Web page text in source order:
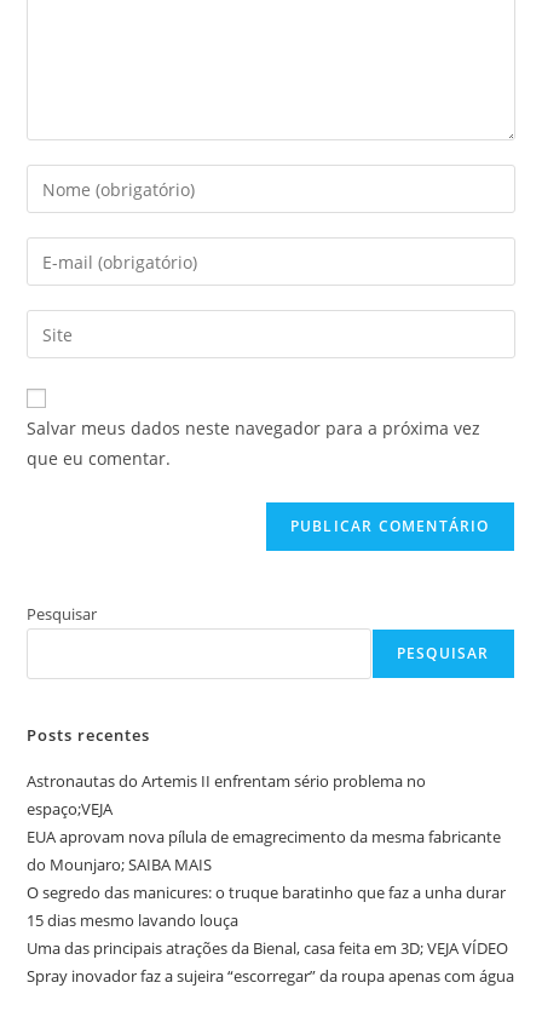
Digite
seu
nome
ou
de
usuário
para
comentar
Digite
seu
endereço
de
mail
para
comentar
Digite
o
URL
do
site
Salvar meus dados neste navegador para a próxima vez
que eu comentar.
Pesquisar
PESQUISAR
Posts recentes
Astronautas do Artemis II enfrentam sério problema no
espaço;VEJA
EUA aprovam nova pílula de emagrecimento da mesma fabricante
do Mounjaro; SAIBA MAIS
O segredo das manicures: o truque baratinho que faz a unha durar
15 dias mesmo lavando louça
Uma das principais atrações da Bienal, casa feita em 3D; VEJA VÍDEO
Spray inovador faz a sujeira “escorregar” da roupa apenas com água